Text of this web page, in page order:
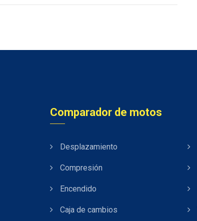
Comparador de motos
Desplazamiento
Compresión
Encendido
Caja de cambios